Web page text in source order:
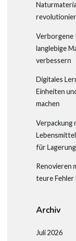
Verborgene
langlebige
verbessern
Digitales
Einheiten
machen
Verpackung
für
Renovieren
teure Fehler
Archiv
Juli 2026